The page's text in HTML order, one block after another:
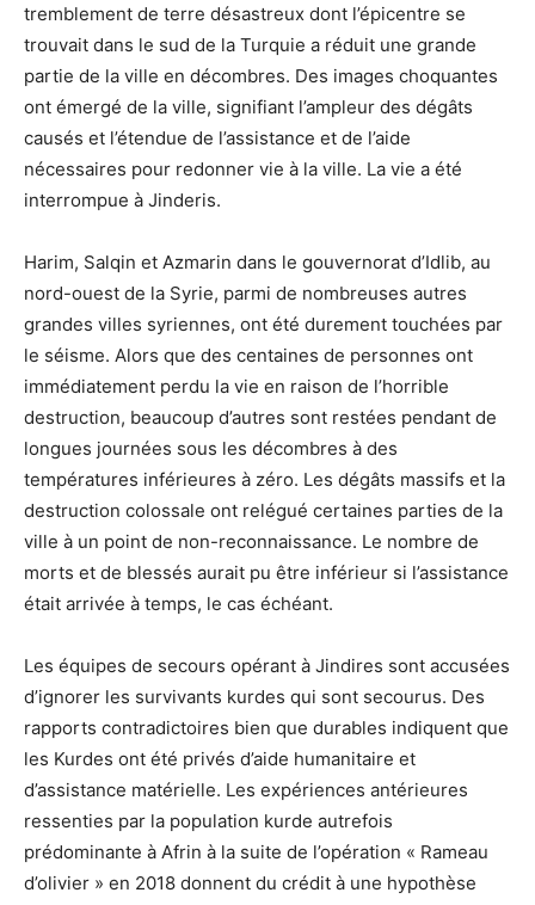
tremblement de terre désastreux dont l’épicentre se
trouvait dans le sud de la Turquie a réduit une grande
partie de la ville en décombres. Des images choquantes
ont émergé de la ville, signifiant l’ampleur des dégâts
causés et l’étendue de l’assistance et de l’aide
nécessaires pour redonner vie à la ville. La vie a été
interrompue à Jinderis.
Harim, Salqin et Azmarin dans le gouvernorat d’Idlib, au
nord-ouest de la Syrie, parmi de nombreuses autres
grandes villes syriennes, ont été durement touchées par
le séisme. Alors que des centaines de personnes ont
immédiatement perdu la vie en raison de l’horrible
destruction, beaucoup d’autres sont restées pendant de
longues journées sous les décombres à des
températures inférieures à zéro. Les dégâts massifs et la
destruction colossale ont relégué certaines parties de la
ville à un point de non-reconnaissance. Le nombre de
morts et de blessés aurait pu être inférieur si l’assistance
était arrivée à temps, le cas échéant.
Les équipes de secours opérant à Jindires sont accusées
d’ignorer les survivants kurdes qui sont secourus. Des
rapports contradictoires bien que durables indiquent que
les Kurdes ont été privés d’aide humanitaire et
d’assistance matérielle. Les expériences antérieures
ressenties par la population kurde autrefois
prédominante à Afrin à la suite de l’opération « Rameau
d’olivier » en 2018 donnent du crédit à une hypothèse